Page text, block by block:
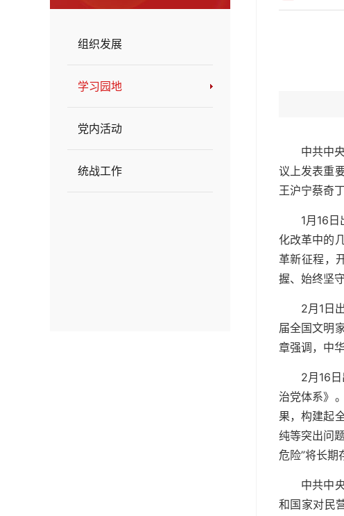
组织发展
学习园地
党内活动
统战工作
中共中
议上发表重
王沪宁蔡奇
1月16
化改革中的
革新征程，
握、始终坚
2月1日
届全国文明
章强调，中
2月16
治党体系》
果，构建起
纯等突出问
危险”将长期
中共中
和国家对民